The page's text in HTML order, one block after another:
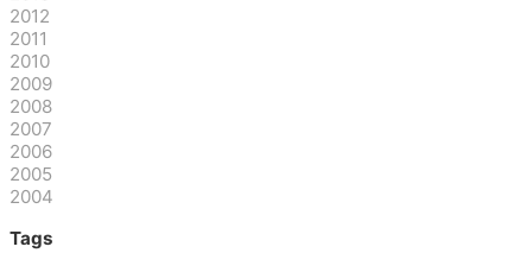
2012
2011
2010
2009
2008
2007
2006
2005
2004
Tags